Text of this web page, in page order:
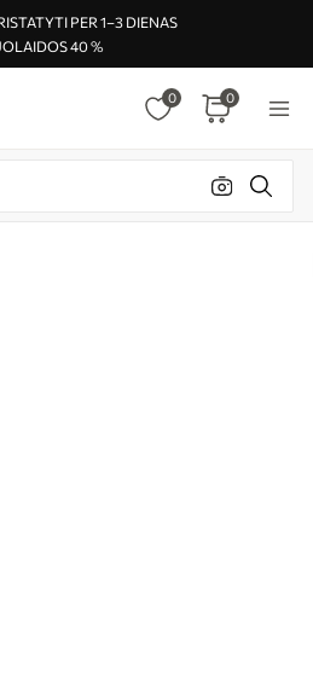
PER 1–3 DIENAS
40 %
0 0